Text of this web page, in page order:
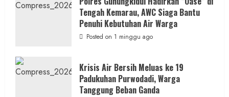
Masuk
RSUD
Wonosari
Seret
Tengah Kemarau, AWC Siaga Bantu
Penuhi Kebutuhan Air Warga
Posted on 1 minggu ago
Krisis Air Bersih Meluas ke 19
Padukuhan Purwodadi, Warga
Tanggung Beban Ganda